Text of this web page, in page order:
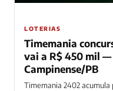
LOTERIAS
Timemania
vai a R$ 450 mil
Campinense/PB
Timemania 2402